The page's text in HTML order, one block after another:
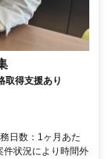
取得支援あり
日数：1ヶ月あた
状況により時間外